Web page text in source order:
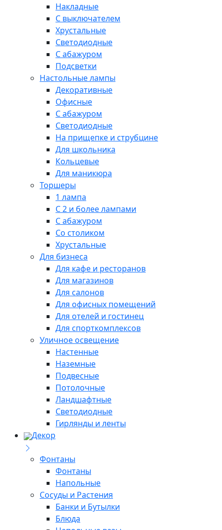
Накладные
С выключателем
Хрустальные
Светодиодные
С абажуром
Подсветки
Настольные лампы
Декоративные
Офисные
С абажуром
Светодиодные
На прищепке и струбцине
Для школьника
Кольцевые
Для маникюра
Торшеры
1 лампа
С 2 и более лампами
С абажуром
Со столиком
Хрустальные
Для бизнеса
Для кафе и ресторанов
Для магазинов
Для салонов
Для офисных помещений
Для отелей и гостинец
Для спорткомплексов
Уличное освещение
Настенные
Наземные
Подвесные
Потолочные
Ландшафтные
Светодиодные
Гирлянды и ленты
Декор
Фонтаны
Фонтаны
Напольные
Сосуды и Растения
Банки и Бутылки
Блюда